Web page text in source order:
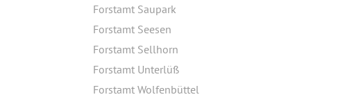
Forstamt Saupark
Forstamt Seesen
Forstamt Sellhorn
Forstamt Unterlüß
Forstamt Wolfenbüttel